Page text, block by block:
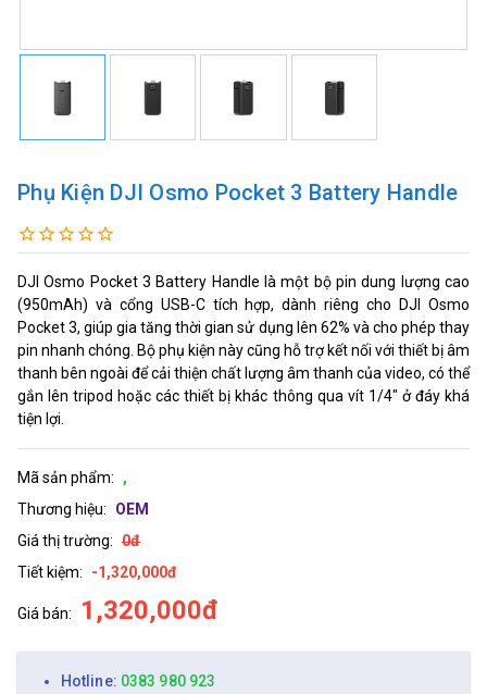
Phụ Kiện DJI Osmo Pocket 3 Battery Handle
DJI Osmo Pocket 3 Battery Handle là một bộ pin dung lượng cao
(950mAh) và cổng USB-C tích hợp, dành riêng cho DJI Osmo
Pocket 3, giúp gia tăng thời gian sử dụng lên 62% và cho phép thay
pin nhanh chóng. Bộ phụ kiện này cũng hỗ trợ kết nối với thiết bị âm
thanh bên ngoài để cải thiện chất lượng âm thanh của video, có thể
gắn lên tripod hoặc các thiết bị khác thông qua vít 1/4" ở đáy khá
tiện lợi.
Mã sản phẩm:
,
Thương hiệu:
OEM
Giá thị trường: 0đ
Tiết kiệm:
-1,320,000đ
Giá bán: 1,320,000đ
Hotline: 0383 980 923